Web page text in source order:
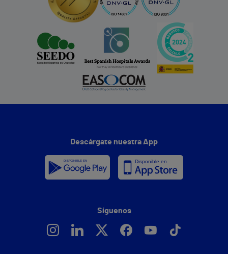
Descárgate nuestra App
Síguenos